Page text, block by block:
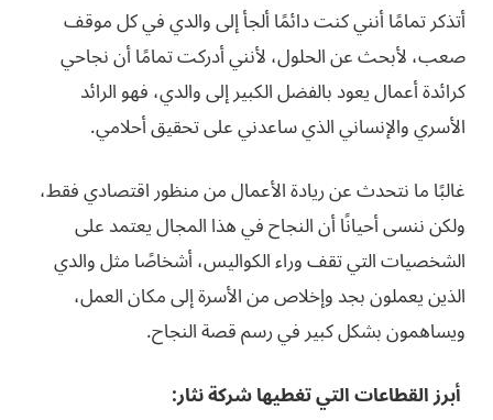
أتذكر تمامًا أنني كنت دائمًا ألجأ إلى والدي في كل موقف
صعب، لأبحث عن الحلول، لأنني أدركت تمامًا أن نجاحي
كرائدة أعمال يعود بالفضل الكبير إلى والدي، فهو الرائد
الأسري والإنساني الذي ساعدني على تحقيق أحلامي.
غالبًا ما نتحدث عن ريادة الأعمال من منظور اقتصادي فقط،
ولكن ننسى أحيانًا أن النجاح في هذا المجال يعتمد على
الشخصيات التي تقف وراء الكواليس، أشخاصًا مثل والدي
الذين يعملون بجد وإخلاص من الأسرة إلى مكان العمل،
ويساهمون بشكل كبير في رسم قصة النجاح.
أبرز القطاعات التي تغطيها شركة نثار: